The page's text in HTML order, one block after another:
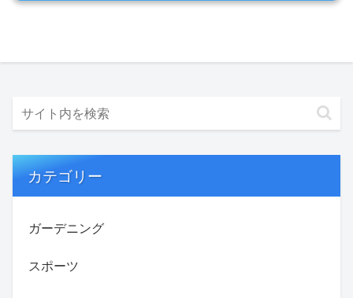
カテゴリー
ガーデニング
スポーツ